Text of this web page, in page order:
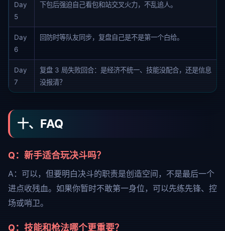
Day
5
下包后强迫自己看包和站交叉火力，不乱追人。
Day
6
回防时等队友同步，复盘自己是不是第一个白给。
Day
7
复盘 3 局失败回合：是经济不统一、技能没配合，还是信息
没报清？
十、FAQ
Q：新手适合玩决斗吗？
A：可以，但要明白决斗的职责是创造空间，不是最后一个
进点收残血。如果你暂时不敢第一身位，可以先练先锋、控
场或哨卫。
Q：技能和枪法哪个更重要？